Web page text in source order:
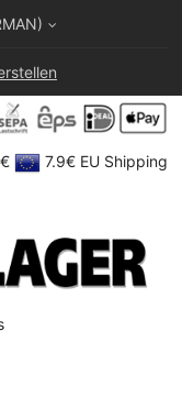
7.9€ EU Shipping